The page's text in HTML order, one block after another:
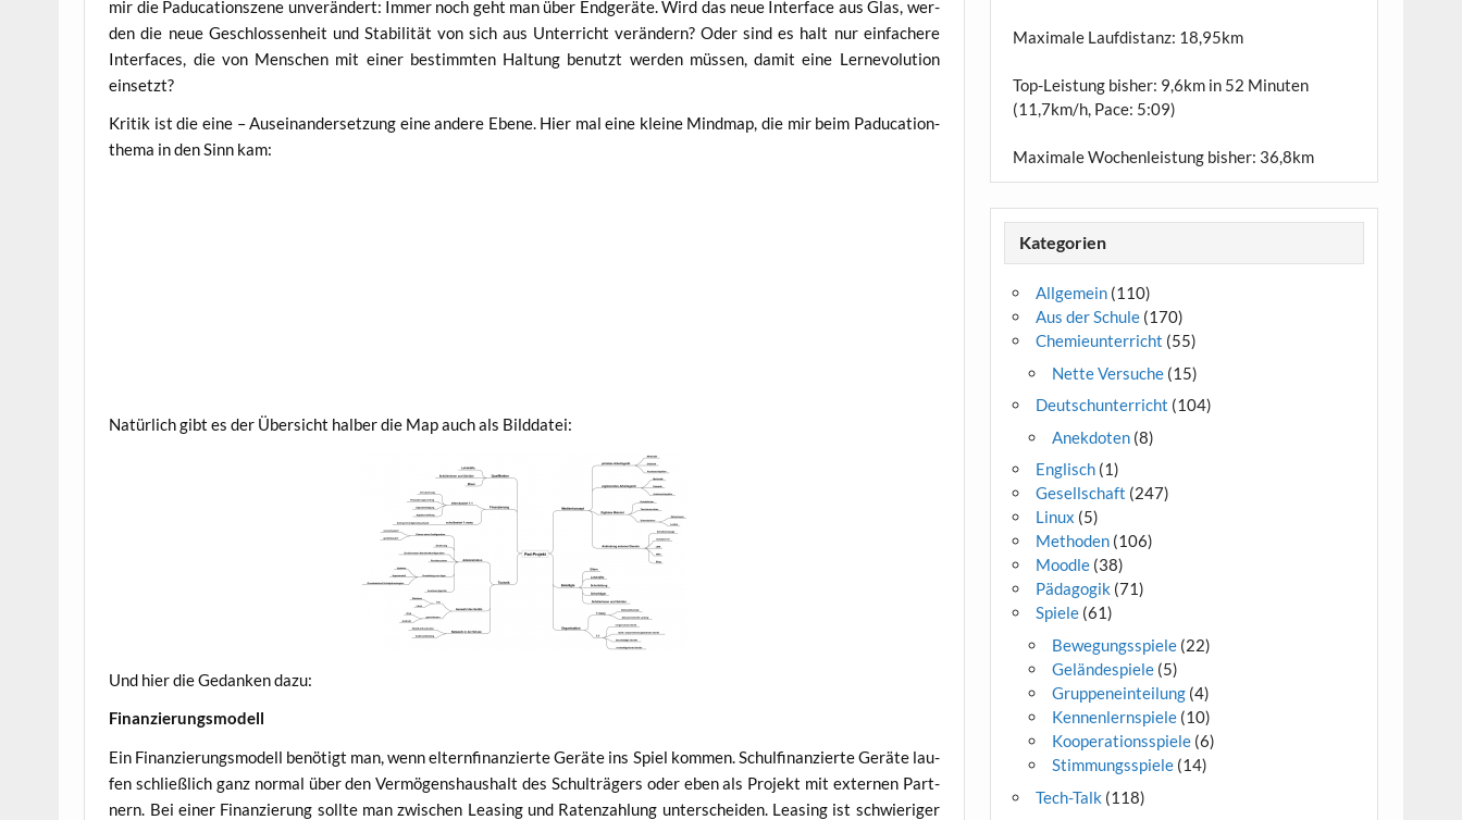
mir die Padu­ca­ti­onsze­ne unver­än­dert: Immer noch geht man über End­ge­rä­te. Wird das neue Inter­face aus Glas, wer­
den die neue Geschlos­sen­heit und Sta­bi­li­tät von sich aus Unter­richt ver­än­dern? Oder sind es halt nur ein­fa­che­re
Inter­faces, die von Men­schen mit einer bestimm­ten Hal­tung benutzt wer­den müs­sen, damit eine Ler­nevo­lu­ti­on
einsetzt?
Kri­tik ist die eine – Aus­ein­an­der­set­zung eine ande­re Ebe­ne. Hier mal eine klei­ne Mind­map, die mir beim Padu­ca­ti­on­
the­ma in den Sinn kam:
Natür­lich gibt es der Über­sicht hal­ber die Map auch als Bilddatei:
Und hier die Gedan­ken dazu:
Finan­zie­rungs­mo­dell
Ein Finan­zie­rungs­mo­dell benö­tigt man, wenn eltern­fi­nan­zier­te Gerä­te ins Spiel kom­men. Schul­fi­nan­zier­te Gerä­te lau­
fen schließ­lich ganz nor­mal über den Ver­mö­gens­haus­halt des Schul­trä­gers oder eben als Pro­jekt mit exter­nen Part­
nern. Bei einer Finan­zie­rung soll­te man zwi­schen Lea­sing und Raten­zah­lung unter­schei­den. Lea­sing ist schwie­ri­ger
Maximale Laufdistanz: 18,95km
Top-Leistung bisher: 9,6km in 52 Minuten
(11,7km/h, Pace: 5:09)
Maximale Wochenleistung bisher: 36,8km
Kategorien
Allgemein (110)
Aus der Schule (170)
Chemieunterricht (55)
Nette Versuche (15)
Deutschunterricht (104)
Anekdoten (8)
Englisch (1)
Gesellschaft (247)
Linux (5)
Methoden (106)
Moodle (38)
Pädagogik (71)
Spiele (61)
Bewegungsspiele (22)
Geländespiele (5)
Gruppeneinteilung (4)
Kennenlernspiele (10)
Kooperationsspiele (6)
Stimmungsspiele (14)
Tech-Talk (118)